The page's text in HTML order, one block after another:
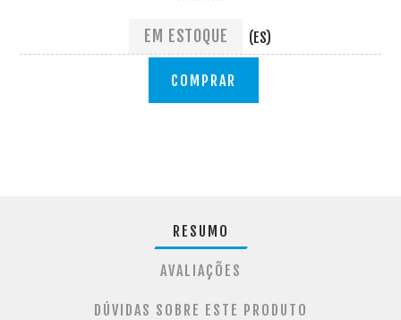
EM ESTOQUE (ES)
COMPRAR
RESUMO
AVALIAÇÕES
DÚVIDAS SOBRE ESTE PRODUTO